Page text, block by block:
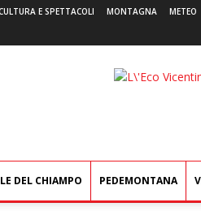
E SPETTACOLI MONTAGNA METEO
L'Eco
DEL CHIAMPO PEDEMONTANA